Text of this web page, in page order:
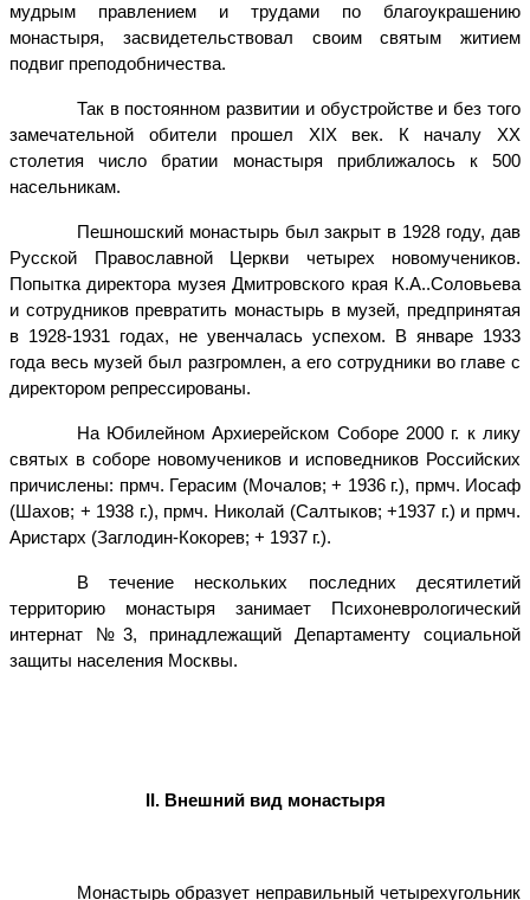
мудрым правлением и трудами по благоукрашению
монастыря, засвидетельствовал своим святым житием
подвиг преподобничества.
Так в постоянном развитии и обустройстве и без того
замечательной обители прошел XIX век. К началу XX
столетия число братии монастыря приближалось к 500
насельникам.
Пешношский монастырь был закрыт в 1928 году, дав
Русской Православной Церкви четырех новомучеников.
Попытка директора музея Дмитровского края К.А..Соловьева
и сотрудников превратить монастырь в музей, предпринятая
в 1928-1931 годах, не увенчалась успехом. В январе 1933
года весь музей был разгромлен, а его сотрудники во главе с
директором репрессированы.
На Юбилейном Архиерейском Соборе 2000 г. к лику
святых в соборе новомучеников и исповедников Российских
причислены: прмч. Герасим (Мочалов; + 1936 г.), прмч. Иосаф
(Шахов; + 1938 г.), прмч. Николай (Салтыков; +1937 г.) и прмч.
Аристарх (Заглодин-Кокорев; + 1937 г.).
В течение нескольких последних десятилетий
территорию монастыря занимает Психоневрологический
интернат №3, принадлежащий Департаменту социальной
защиты населения Москвы.
. Внешний вид монастыря
Монастырь образует неправильный четырехугольник